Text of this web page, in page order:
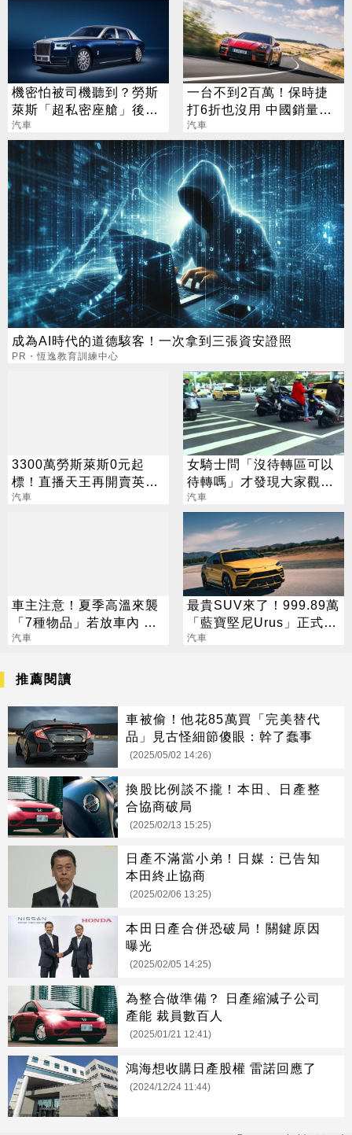
機密怕被司機聽到？勞斯
萊斯「超私密座艙」後座
有隔間！
汽車
一台不到2百萬！保時捷
打6折也沒用 中國銷量仍
下滑3成
汽車
成為AI時代的道德駭客！一次拿到三張資安證照
PR・恆逸教育訓練中心
3300萬勞斯萊斯0元起
標！直播天王再開賣英女
王座車
汽車
女騎士問「沒待轉區可以
待轉嗎」才發現大家觀念
全錯！一張表詳解
汽車
車主注意！夏季高溫來襲
「7種物品」若放車內 你
一定會後悔
汽車
最貴SUV來了！999.89萬
「藍寶堅尼Urus」正式在
台上市
汽車
推薦閱讀
車被偷！他花85萬買「完美替代
品」見古怪細節傻眼：幹了蠢事
(2025/05/02 14:26)
換股比例談不攏！本田、日產整
合協商破局
(2025/02/13 15:25)
日產不滿當小弟！日媒：已告知
本田終止協商
(2025/02/06 13:25)
本田日產合併恐破局！關鍵原因
曝光
(2025/02/05 14:25)
為整合做準備？ 日產縮減子公司
產能 裁員數百人
(2025/01/21 12:41)
鴻海想收購日產股權 雷諾回應了
(2024/12/24 11:44)